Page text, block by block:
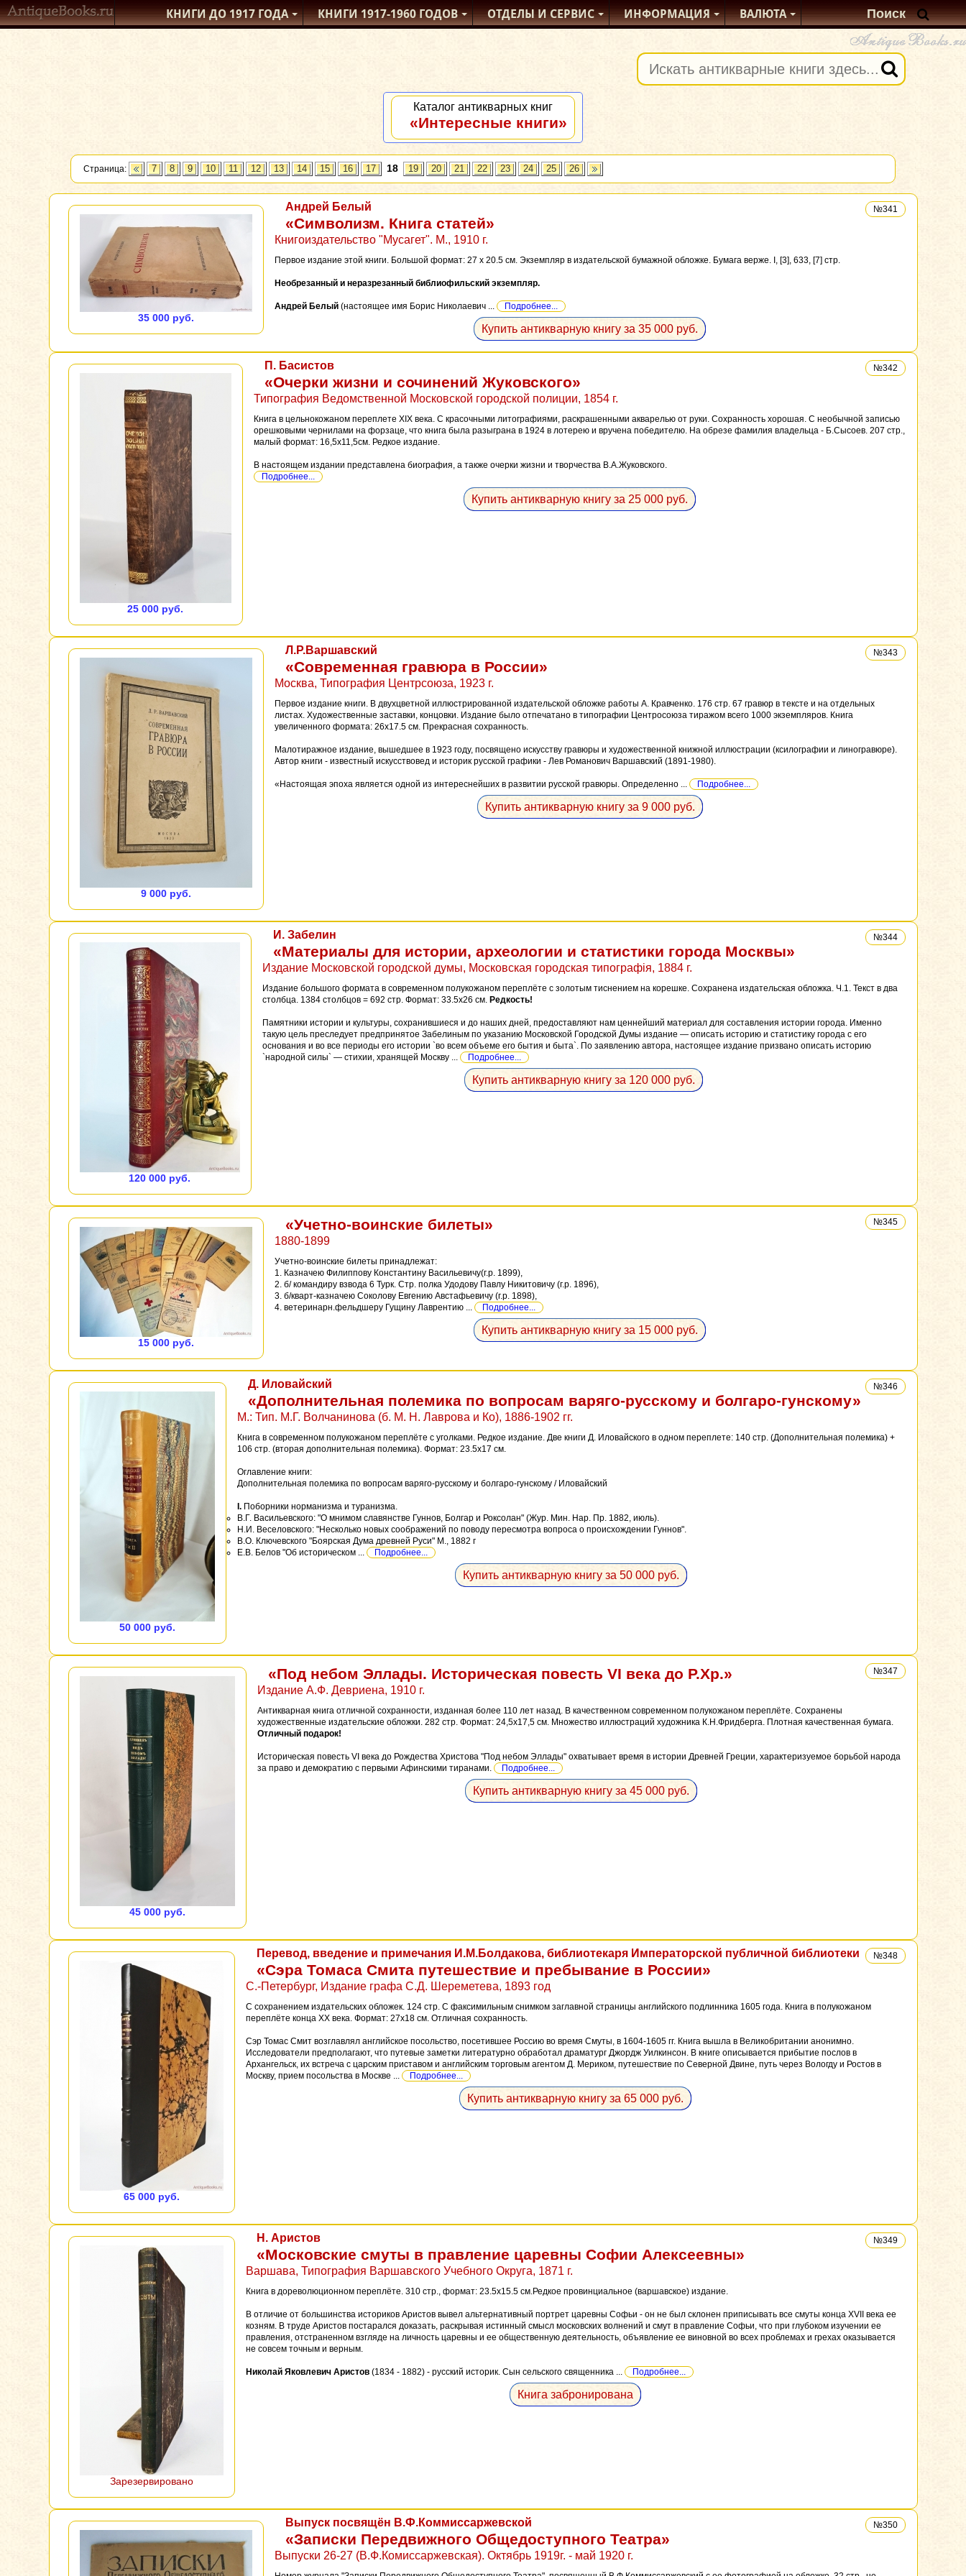
КНИГИ ДО 1917ГОДА КНИГИ1917-1960ГОДОВ ОТДЕЛЫИ СЕРВИС ИНФОРМАЦИЯ ВАЛЮТА
Каталог антикварных книг
«Интересные книги»
Страница: 7 8 9 10 11 12 13 14 15 16 17 18 19 20 21 22 23 24 25 26
№341
35 000 руб.
Андрей Белый
«Символизм. Книга статей»
Книгоиздательство "Мусагет". М., 1910 г.
Первое издание этой книги. Большой формат: 27 x 20.5 см. Экземпляр в издательской бумажной обложке. Бумага верже. I, [3], 633, [7] стр.
Необрезанный и неразрезанный библиофильский экземпляр.
Андрей Белый(настоящее имя Борис Николаевич ... Подробнее...
Купить антикварную книгу за 35 000 руб.
№342
25 000 руб.
П. Басистов
«Очерки жизни и сочинений Жуковского»
Типография Ведомственной Московской городской полиции, 1854 г.
Книга в цельнокожаном переплете XIX века. С красочными литографиями, раскрашенными акварелью от руки. Сохранность хорошая. С необычной записью
орешковыми чернилами на форзаце, что книга была разыграна в 1924 в лотерею и вручена победителю. На обрезе фамилия владельца - Б.Сысоев. 207 стр.,
малый формат: 16,5х11,5см. Редкое издание.
В настоящем издании представлена биография, а также очерки жизни и творчества В.А.Жуковского.
Подробнее...
Купить антикварную книгу за 25 000 руб.
№343
9 000 руб.
Л.Р.Варшавский
«Современная гравюра в России»
Москва, Типография Центрсоюза, 1923 г.
Первое издание книги. В двухцветной иллюстрированной издательской обложке работы А. Кравченко. 176 стр. 67 гравюр в тексте и на отдельных
листах. Художественные заставки, концовки. Издание было отпечатано в типографии Центросоюза тиражом всего 1000 экземпляров. Книга
увеличенного формата: 26x17.5 см. Прекрасная сохранность.
Малотиражное издание, вышедшее в 1923 году, посвящено искусству гравюры и художественной книжной иллюстрации (ксилографии и линогравюре).
Автор книги - известный искусствовед и историк русской графики - Лев Романович Варшавский (1891-1980).
«Настоящая эпоха является одной из интереснейших в развитии русской гравюры. Определенно ... Подробнее...
Купить антикварную книгу за 9 000 руб.
№344
120 000 руб.
И. Забелин
«Материалы для истории, археологии и статистики города Москвы»
Издание Московской городской думы, Московская городская типографiя, 1884 г.
Издание большого формата в современном полукожаном переплёте с золотым тиснением на корешке. Сохранена издательская обложка. Ч.1. Текст в два
столбца. 1384 столбцов = 692 стр. Формат: 33.5x26 см. Редкость!
Памятники истории и культуры, сохранившиеся и до наших дней, предоставляют нам ценнейший материал для составления истории города. Именно
такую цель преследует предпринятое Забелиным по указанию Московской Городской Думы издание — описать историю и статистику города с его
основания и во все периоды его истории `во всем объеме его бытия и быта`. По заявлению автора, настоящее издание призвано описать историю
`народной силы` — стихии, хранящей Москву ...
Подробнее...
Купить антикварную книгу за 120 000 руб.
№345
15 000 руб.
«Учетно-воинские билеты»
1880-1899
Учетно-воинские билеты принадлежат:
1. Казначею Филиппову Константину Васильевичу(г.р. 1899),
2. б/ командиру взвода 6 Турк. Стр. полка Удодову Павлу Никитовичу (г.р. 1896),
3. б/кварт-казначею Соколову Евгению Австафьевичу (г.р. 1898),
4. ветеринарн.фельдшеру Гущину Лаврентию ...
Подробнее...
Купить антикварную книгу за 15 000 руб.
№346
50 000 руб.
Д. Иловайский
«Дополнительная полемика по вопросам варяго-русскому и болгаро-гунскому»
М.: Тип. М.Г. Волчанинова (б. М. Н. Лаврова и Ко), 1886-1902 гг.
Книга в современном полукожаном переплёте с уголками. Редкое издание. Две книги Д. Иловайского в одном переплете: 140 стр. (Дополнительная полемика) +
106 стр. (вторая дополнительная полемика). Формат: 23.5x17 см.
Оглавление книги:
Дополнительная полемика по вопросам варяго-русскому и болгаро-гунскому / Иловайский
I.Поборники норманизма и туранизма.
В.Г. Васильевского: "О мнимом славянстве Гуннов, Болгар и Роксолан" (Жур. Мин. Нар. Пр. 1882, июль).
Н.И. Веселовского: "Несколько новых соображений по поводу пересмотра вопроса о происхождении Гуннов".
В.О. Ключевского "Боярская Дума древней Руси" М., 1882 г
Е.В. Белов "Об историческом ...
Подробнее...
Купить антикварную книгу за 50 000 руб.
№347
45 000 руб.
«Под небом Эллады. Историческая повесть VI века до Р.Хр.»
Издание А.Ф. Девриена, 1910 г.
Антикварная книга отличной сохранности, изданная более 110 лет назад. В качественном современном полукожаном переплёте. Сохранены
художественные издательские обложки. 282 стр. Формат: 24,5x17,5 см. Множество иллюстраций художника К.Н.Фридберга. Плотная качественная бумага.
Отличный подарок!
Историческая повесть VI века до Рождества Христова "Под небом Эллады" охватывает время в истории Древней Греции, характеризуемое борьбой народа
за право и демократию с первыми Афинскими тиранами.
Подробнее...
Купить антикварную книгу за 45 000 руб.
№348
65 000 руб.
Перевод, введение и примечания И.М.Болдакова, библиотекаря Императорской публичной библиотеки
«Сэра Томаса Смита путешествие и пребывание в России»
С.-Петербург, Издание графа С.Д. Шереметева, 1893 год
С сохранением издательских обложек. 124 стр. С факсимильным снимком заглавной страницы английского подлинника 1605 года. Книга в полукожаном
переплёте конца XX века. Формат: 27x18 см. Отличная сохранность.
Сэр Томас Смит возглавлял английское посольство, посетившее Россию во время Смуты, в 1604-1605 гг. Книга вышла в Великобритании анонимно.
Исследователи предполагают, что путевые заметки литературно обработал драматург Джордж Уилкинсон. В книге описывается прибытие послов в
Архангельск, их встреча с царским приставом и английским торговым агентом Д. Мериком, путешествие по Северной Двине, путь через Вологду и Ростов в
Москву, прием посольства в Москве ...
Подробнее...
Купить антикварную книгу за 65 000 руб.
№349
Зарезервировано
Н. Аристов
«Московские смуты в правление царевны Софии Алексеевны»
Варшава, Типография Варшавского Учебного Округа, 1871 г.
Книга в дореволюционном переплёте. 310 стр., формат: 23.5x15.5 см.Редкое провинциальное (варшавское) издание.
В отличие от большинства историков Аристов вывел альтернативный портрет царевны Софьи - он не был склонен приписывать все смуты конца XVII века ее
козням. В труде Аристов постарался доказать, раскрывая истинный смысл московских волнений и смут в правление Софьи, что при глубоком изучении ее
правления, отстраненном взгляде на личность царевны и ее общественную деятельность, объявление ее виновной во всех проблемах и грехах оказывается
не совсем точным и верным.
Николай Яковлевич Аристов(1834 - 1882) - русский историк. Сын сельского священника ... Подробнее...
Книга забронирована
№350
Выпуск посвящён В.Ф.Коммиссаржевской
«Записки Передвижного Общедоступного Театра»
Выпуски 26-27 (В.Ф.Комиссаржевская). Октябрь 1919г. - май 1920 г.